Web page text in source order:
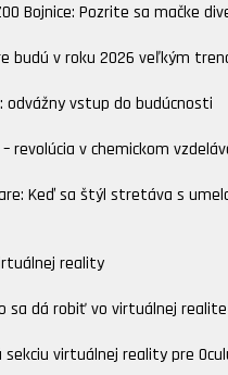
Bojnice: Pozrite sa mačke
budú v roku 2026 veľkým
odvážny vstup do budúcnosti
– revolúcia v chemickom
Keď sa štýl stretáva s
reality
sa dá robiť vo virtuálnej realite
virtuálnej reality pre